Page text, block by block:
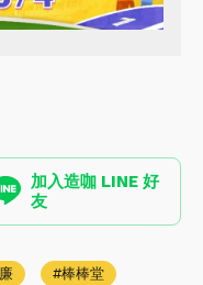
加入造咖 LINE 好
友
棒棒堂